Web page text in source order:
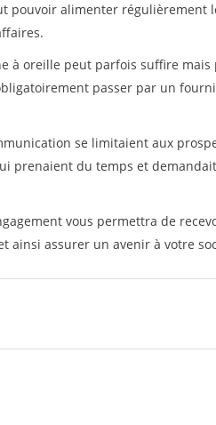
pouvoir alimenter régulièrement
à oreille peut parfois suffire
passer par un
se limitaient aux
prenaient du temps et
vous permettra de
ainsi assurer un avenir à votre